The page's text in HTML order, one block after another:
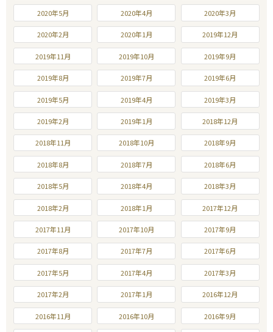
2020年5月 2020年4月 2020年3月
2020年2月 2020年1月 2019年12月
2019年11月 2019年10月 2019年9月
2019年8月 2019年7月 2019年6月
2019年5月 2019年4月 2019年3月
2019年2月 2019年1月 2018年12月
2018年11月 2018年10月 2018年9月
2018年8月 2018年7月 2018年6月
2018年5月 2018年4月 2018年3月
2018年2月 2018年1月 2017年12月
2017年11月 2017年10月 2017年9月
2017年8月 2017年7月 2017年6月
2017年5月 2017年4月 2017年3月
2017年2月 2017年1月 2016年12月
2016年11月 2016年10月 2016年9月